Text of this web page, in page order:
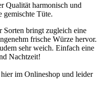
Qualität harmonisch und
gemischte Tüte.
Sorten bringt zugleich eine
frische Würze hervor.
sehr weich. Einfach eine
Nachtzeit!
im Onlineshop und leider